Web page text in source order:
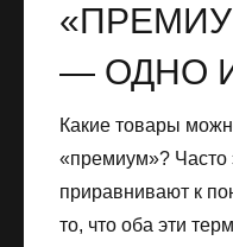
— ОДНО
Какие товары
«премиум»? Часто
приравнивают к
то, что оба эти